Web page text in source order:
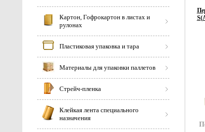
Картон, Гофрокартон в листах и
рулонах
Пластиковая упаковка и тара
Материалы для упаковки паллетов
Стрейч-пленка
Клейкая лента специального
назначения